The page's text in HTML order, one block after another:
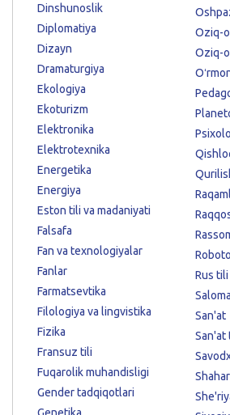
Dinshunoslik
Diplomatiya
Dizayn
Dramaturgiya
Ekologiya
Ekoturizm
Elektronika
Elektrotexnika
Energetika
Energiya
Eston tili va madaniyati
Falsafa
Fan va texnologiyalar
Fanlar
Farmatsevtika
Filologiya va lingvistika
Fizika
Fransuz tili
Fuqarolik muhandisligi
Gender tadqiqotlari
Oziq-
Oziq-
Rus tili
San'at
San'at